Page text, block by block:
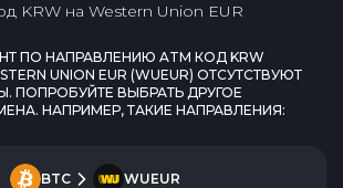
KRWна Western Union EUR
ПО НАПРАВЛЕНИЮ ATM КОД KRW
UNION EUR (WUEUR) ОТСУТСТВУЮТ
ПОПРОБУЙТЕ ВЫБРАТЬ ДРУГОЕ
НАПРИМЕР, ТАКИЕ НАПРАВЛЕНИЯ:
BTC WUEUR